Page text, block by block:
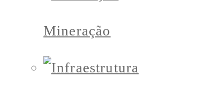
Mineração